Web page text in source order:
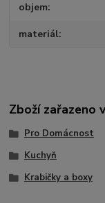
objem
materiál
Zboží zařazeno
Pro Domácnost
Kuchyň
Krabičky a boxy